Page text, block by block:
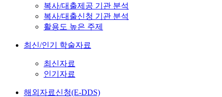
복사/대출제공 기관 분석
복사/대출신청 기관 분석
활용도 높은 주제
최신/인기 학술자료
최신자료
인기자료
해외자료신청(E-DDS)